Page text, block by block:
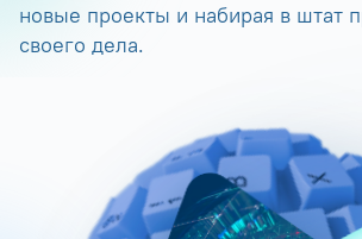
новые проекты и набирая в штат
своего дела.